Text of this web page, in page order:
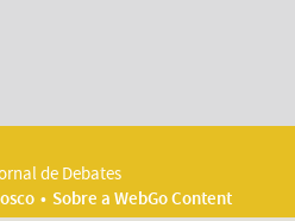
de Debates
Sobre a WebGo Content